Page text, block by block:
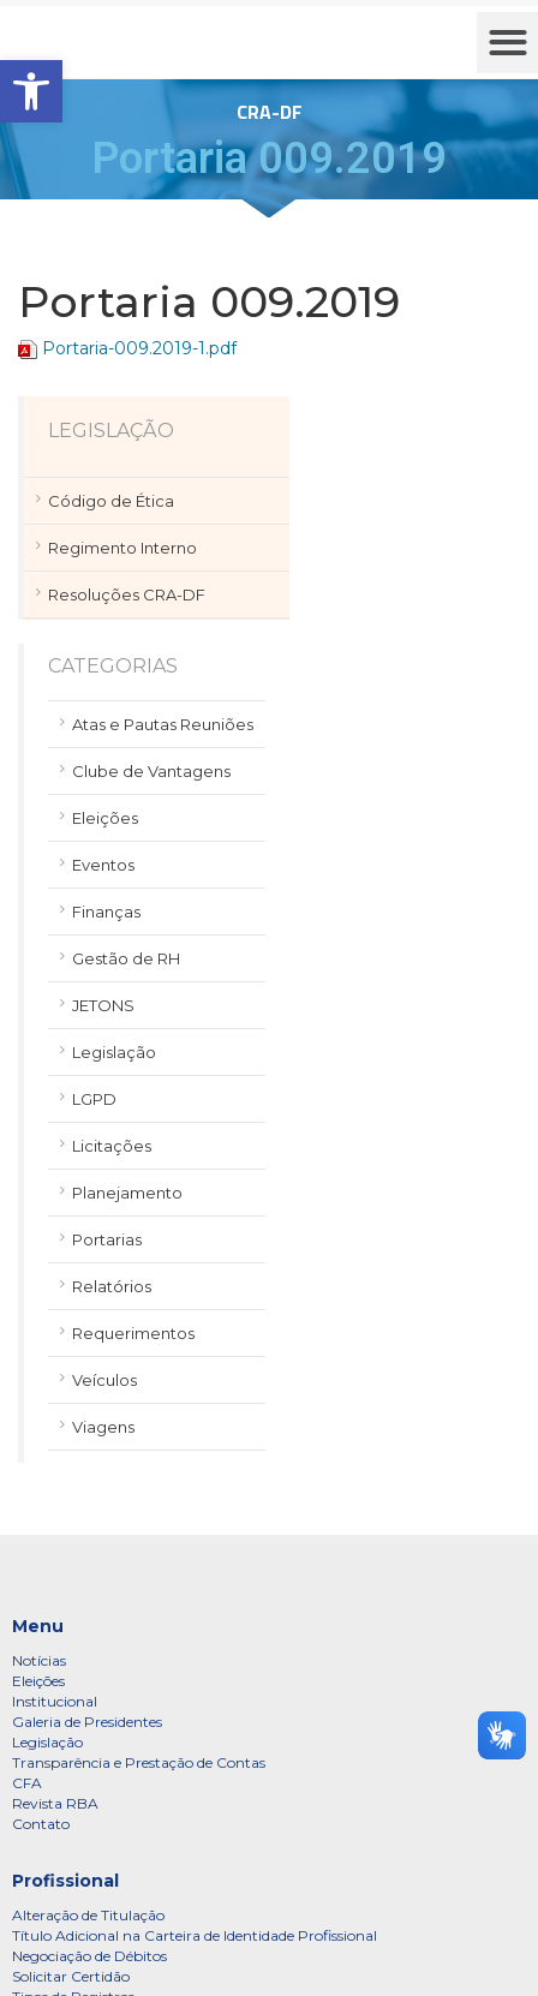
Barra de Ferramentas Aberta
CRA-DF
Portaria 009.2019
Portaria 009.2019
Portaria-009.2019-1.pdf
LEGISLAÇÃO
Código de Ética
Regimento Interno
Resoluções CRA-DF
CATEGORIAS
Atas e Pautas Reuniões
Clube de Vantagens
Eleições
Eventos
Finanças
Gestão de RH
JETONS
Legislação
LGPD
Licitações
Planejamento
Portarias
Relatórios
Requerimentos
Veículos
Viagens
Menu
Notícias
Eleições
Institucional
Galeria de Presidentes
Legislação
Transparência e Prestação de Contas
CFA
Revista RBA
Contato
Profissional
Alteração de Titulação
Título Adicional na Carteira de Identidade Profissional
Negociação de Débitos
Solicitar Certidão